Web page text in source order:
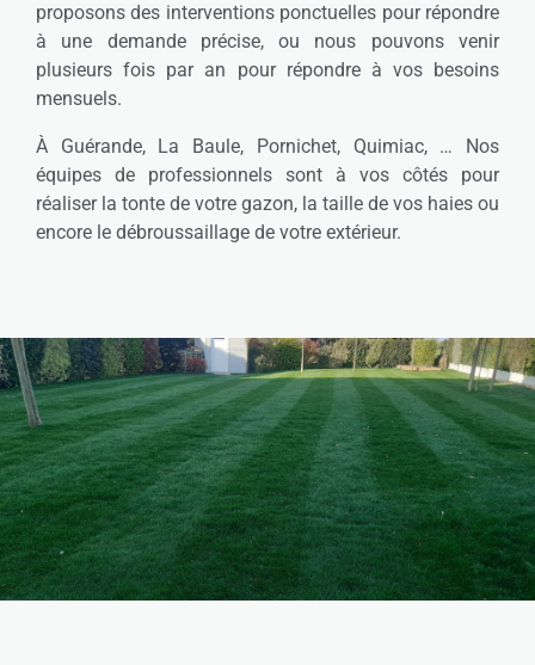
proposons des interventions ponctuelles pour répondre
à une demande précise, ou nous pouvons venir
plusieurs fois par an pour répondre à vos besoins
mensuels.
À Guérande, La Baule, Pornichet, Quimiac, … Nos
équipes de professionnels sont à vos côtés pour
réaliser la tonte de votre gazon, la taille de vos haies ou
encore le débroussaillage de votre extérieur.